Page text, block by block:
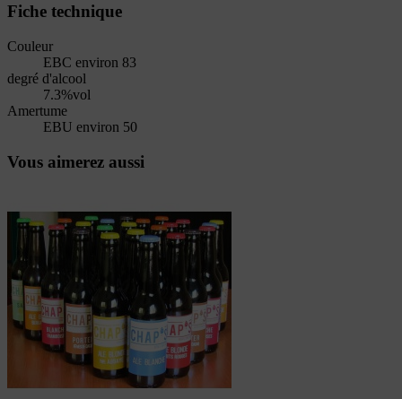
Fiche technique
Couleur
EBC environ 83
degré d'alcool
7.3%vol
Amertume
EBU environ 50
Vous aimerez aussi